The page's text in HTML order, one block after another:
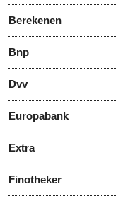
Berekenen
Bnp
Dvv
Europabank
Extra
Finotheker